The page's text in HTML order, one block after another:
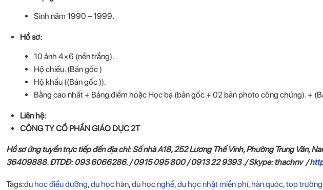
Sinh năm 1990 – 1999.
Hồ sơ:
10 ảnh 4×6 (nền trắng).
Hộ chiếu. (Bản gốc )
Hộ khẩu ((Bản gốc )).
Bằng cao nhất + Bảng điểm hoặc Học bạ (bản gốc + 02 bản photo công chứng). +
Liên hệ:
CÔNG TY CỔ PHẦN GIÁO DỤC 2T
Hồ sơ ứng tuyển trực tiếp đến địa chỉ: Số nhà A18, 252 Lương Thế Vinh, Phường Trung Văn,
36409888. ĐTDĐ: 093 6066286. / 0915 095 800 / 0913 22 9393 ./ Skype: thachnv /
Tags:du hoc điều dưỡng,du học hàn,du học nghề,du học nhật miễn phí, hàn quóc,top trường